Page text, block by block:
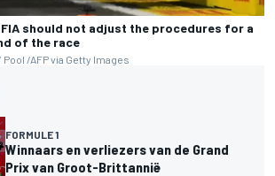
should not adjust the procedures for a
of the race
/AFP via Getty Images
FORMULE 1
Winnaars en verliezers van de Grand
Prix van Groot-Brittannië